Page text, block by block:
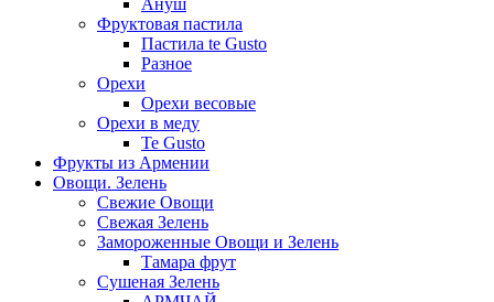
Ануш
Фруктовая пастила
Пастила te Gusto
Разное
Орехи
Орехи весовые
Орехи в меду
Te Gusto
Фрукты из Армении
Овощи. Зелень
Свежие Овощи
Свежая Зелень
Замороженные Овощи и Зелень
Тамара фрут
Сушеная Зелень